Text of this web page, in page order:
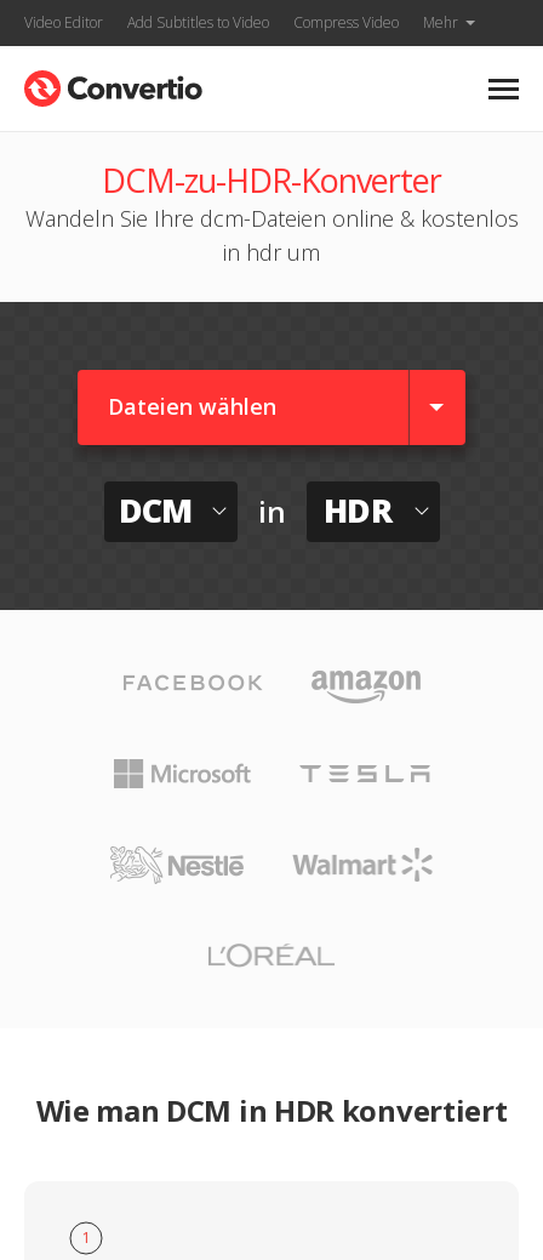
Video Editor Add Subtitles to Video Compress Video Mehr
DCM-zu-HDR-Konverter
Wandeln Sie Ihre dcm-Dateien online & kostenlos
in hdr um
Dateien wählen
DCM in HDR
Wie man DCM in HDR konvertiert
1